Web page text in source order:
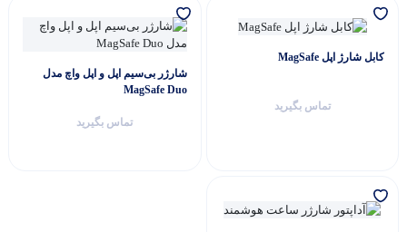
کابل شارژ اپل MagSafe
تماس بگیرید
شارژر بی‌سیم اپل و اپل واچ مدل
MagSafe Duo
تماس بگیرید